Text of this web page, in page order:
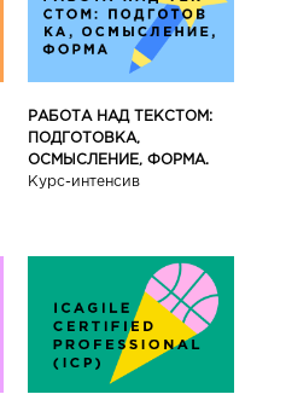
РАБОТА НАД ТЕКСТОМ:
ПОДГОТОВКА,
ОСМЫСЛЕНИЕ, ФОРМА.
Курс-интенсив